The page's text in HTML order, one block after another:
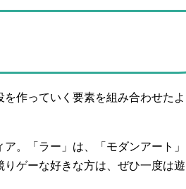
作っていく要素を組み合わせたよ
。「ラー」は、「モダンアート」
ゲーな好きな方は、ぜひ一度は遊